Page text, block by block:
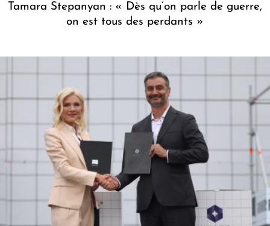
Tamara Stepanyan : « Dès qu’on parle de guerre,
on est tous des perdants »